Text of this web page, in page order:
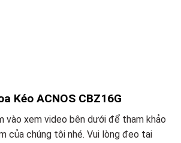
Kéo ACNOS CBZ16G
vào xem video bên dưới để tham khảo
của chúng tôi nhé. Vui lòng đeo tai